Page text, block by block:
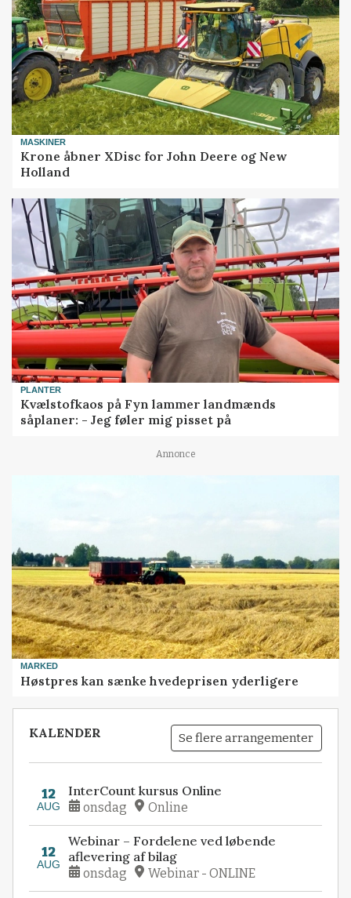
MASKINER
Krone åbner XDisc for John Deere og New
Holland
PLANTER
Kvælstofkaos på Fyn lammer landmænds
såplaner: - Jeg føler mig pisset på
Annonce
MARKED
Høstpres kan sænke hvedeprisen yderligere
KALENDER Se flere arrangementer
12
AUG
InterCount kursus Online
onsdag Online
12
AUG
Webinar – Fordelene ved løbende
aflevering af bilag
onsdag Webinar - ONLINE